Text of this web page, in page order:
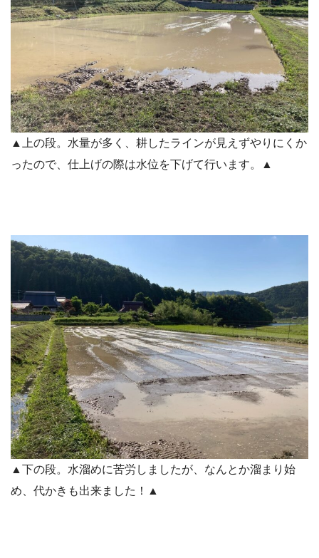
▲上の段。水量が多く、耕したラインが見えずやりにくか
ったので、仕上げの際は水位を下げて行います。▲
▲下の段。水溜めに苦労しましたが、なんとか溜まり始
め、代かきも出来ました！▲